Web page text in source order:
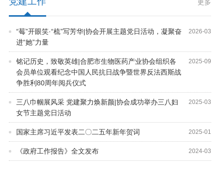
更多
2026-03
“莓”开眼笑·“梳”写芳华|协会开展主题党日活动，凝聚奋
进“她”力量
2025-09
铭记历史，致敬英雄|合肥市生物医药产业协会组织各
会员单位观看纪念中国人民抗日战争暨世界反法西斯战
争胜利80周年阅兵仪式
2025-03
三八巾帼展风采 党建聚力焕新颜|协会成功举办三八妇
女节主题党日活动
2025-01
国家主席习近平发表二〇二五年新年贺词
2024-03
《政府工作报告》全文发布